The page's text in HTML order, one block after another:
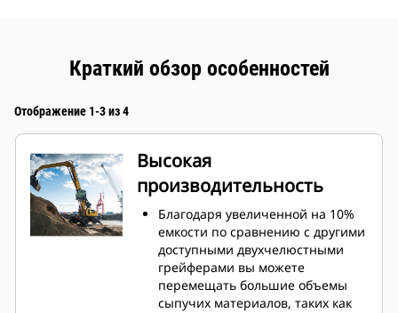
Краткий обзор особенностей
Отображение 1-3 из 4
Высокая
производительность
Благодаря увеличенной на 10%
емкости по сравнению с другими
доступными двухчелюстными
грейферами вы можете
перемещать большие объемы
сыпучих материалов, таких как